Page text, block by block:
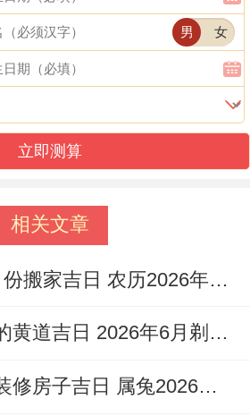
适宜纳采，嫁娶、开市，
、动土，安床等诸多事
集与人丁兴旺,非常适合追
选择！
日；星期六，农历五月初
冲羊煞东.值神为天德,是
祀，斋醮、塑绘，开光、
财，圣心、吉庆等，能量
男 女
立即测算
相关文章
2026年农历11月份搬家吉日 农历2026年11月26适合搬家吗
2026年8月剃头的黄道吉日 2026年6月剃头黄道吉日
2026年8月属兔装修房子吉日 属兔2026年6月装修吉日